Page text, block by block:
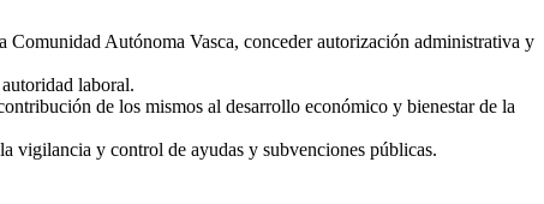
Autónoma Vasca, conceder autorización administrativa y
laboral.
de los mismos al desarrollo económico y bienestar de la
vigilancia y control de ayudas y subvenciones públicas.